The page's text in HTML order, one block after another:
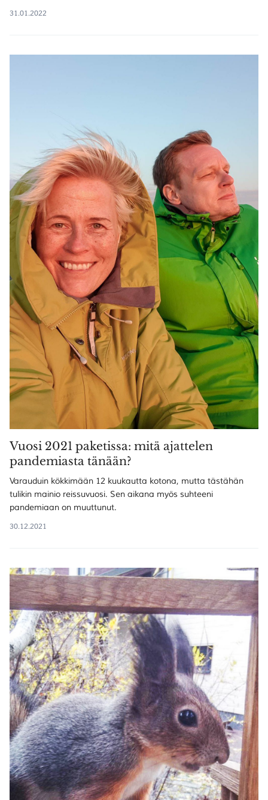
31.01.2022
Vuosi 2021 paketissa: mitä ajattelen
pandemiasta tänään?
Varauduin kökkimään 12 kuukautta kotona, mutta tästähän
tulikin mainio reissuvuosi. Sen aikana myös suhteeni
pandemiaan on muuttunut.
30.12.2021